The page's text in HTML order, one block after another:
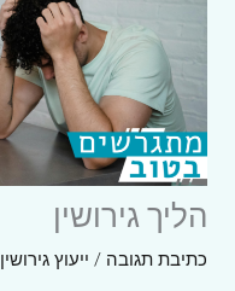
הליך גירושין
כתיבת תגובה / ייעוץ גירושין